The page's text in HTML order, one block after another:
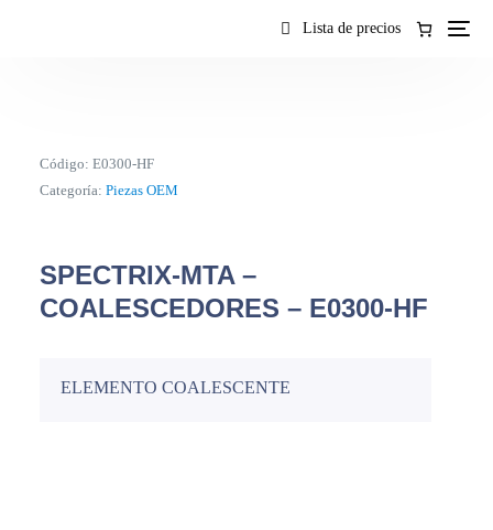
Lista de precios
Código:E0300-HF
Categoría:Piezas OEM
SPECTRIX-MTA –
COALESCEDORES – E0300-HF
ELEMENTO COALESCENTE